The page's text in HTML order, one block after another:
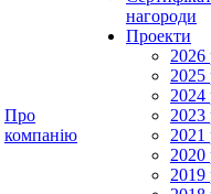
Про
компанію
нагороди
Проекти
2026
2025
2024
2023
2021
2020
2019